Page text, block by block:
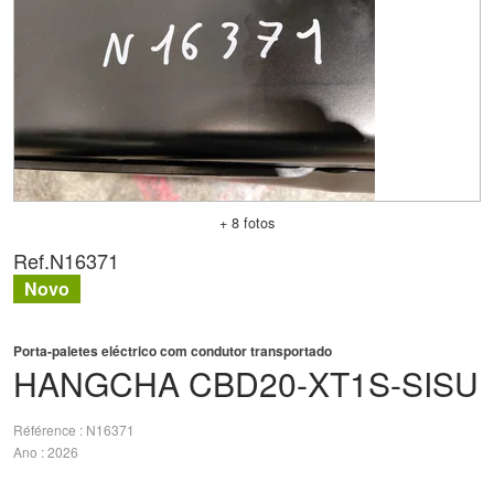
+ 8 fotos
HANGCHA CBD20-XT1S-SISU
Porta-paletes eléctrico com condutor transportado
Référence
N16371
Ano 2026
Ref.N16371
Novo